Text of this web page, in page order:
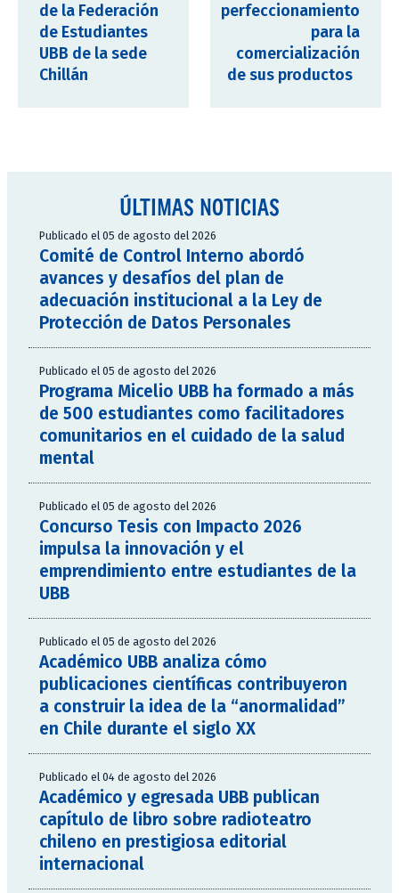
de la Federación
de Estudiantes
UBB de la sede
Chillán
perfeccionamiento
para la
comercialización
de sus productos
ÚLTIMAS NOTICIAS
Publicado el 05 de agosto del 2026
Comité de Control Interno abordó
avances y desafíos del plan de
adecuación institucional a la Ley de
Protección de Datos Personales
Publicado el 05 de agosto del 2026
Programa Micelio UBB ha formado a más
de 500 estudiantes como facilitadores
comunitarios en el cuidado de la salud
mental
Publicado el 05 de agosto del 2026
Concurso Tesis con Impacto 2026
impulsa la innovación y el
emprendimiento entre estudiantes de la
UBB
Publicado el 05 de agosto del 2026
Académico UBB analiza cómo
publicaciones científicas contribuyeron
a construir la idea de la “anormalidad”
en Chile durante el siglo XX
Publicado el 04 de agosto del 2026
Académico y egresada UBB publican
capítulo de libro sobre radioteatro
chileno en prestigiosa editorial
internacional